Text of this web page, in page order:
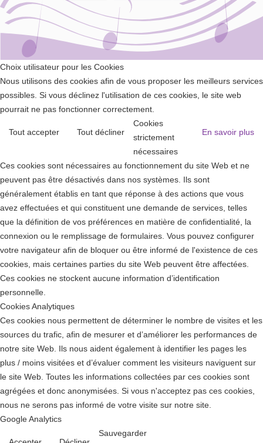
Choix utilisateur pour les Cookies
Nous utilisons des cookies afin de vous proposer les meilleurs services
possibles. Si vous déclinez l'utilisation de ces cookies, le site web
pourrait ne pas fonctionner correctement.
Tout accepter Tout décliner En savoir plus
Cookies
strictement
nécessaires
Ces cookies sont nécessaires au fonctionnement du site Web et ne
peuvent pas être désactivés dans nos systèmes. Ils sont
généralement établis en tant que réponse à des actions que vous
avez effectuées et qui constituent une demande de services, telles
que la définition de vos préférences en matière de confidentialité, la
connexion ou le remplissage de formulaires. Vous pouvez configurer
votre navigateur afin de bloquer ou être informé de l'existence de ces
cookies, mais certaines parties du site Web peuvent être affectées.
Ces cookies ne stockent aucune information d’identification
personnelle.
Cookies Analytiques
Ces cookies nous permettent de déterminer le nombre de visites et les
sources du trafic, afin de mesurer et d’améliorer les performances de
notre site Web. Ils nous aident également à identifier les pages les
plus / moins visitées et d’évaluer comment les visiteurs naviguent sur
le site Web. Toutes les informations collectées par ces cookies sont
agrégées et donc anonymisées. Si vous n'acceptez pas ces cookies,
nous ne serons pas informé de votre visite sur notre site.
Google Analytics
Sauvegarder